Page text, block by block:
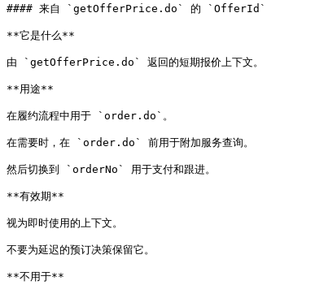
#### 来自 `getOfferPrice.do` 的 `OfferId`
**它是什么**
由 `getOfferPrice.do` 返回的短期报价上下文。
**用途**
在履约流程中用于 `order.do`。
在需要时，在 `order.do` 前用于附加服务查询。
然后切换到 `orderNo` 用于支付和跟进。
**有效期**
视为即时使用的上下文。
不要为延迟的预订决策保留它。
**不用于**